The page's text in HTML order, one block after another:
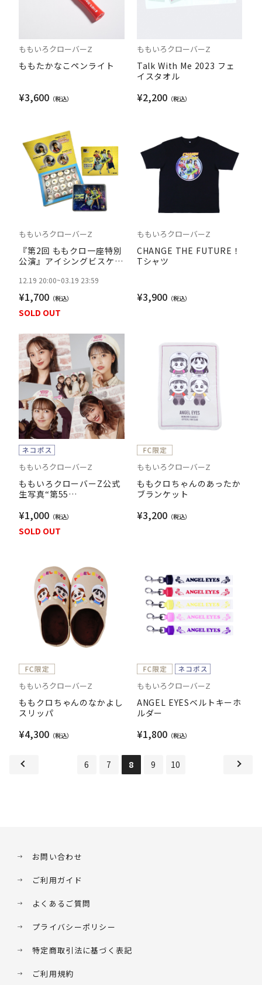
ももいろクローバーZ
ももたかなこペンライト
¥3,600
ももいろクローバーZ
Talk With Me 2023 フェ
イスタオル
¥2,200
SOLD OUT
ももいろクローバーZ
『第2回 ももクロ一座特別
公演』アイシングビスケッ
12.19 20:00~03.19 23:59
¥1,700
ももいろクローバーZ
CHANGE THE FUTURE！
Tシャツ
¥3,900
SOLD OUT
ももいろクローバーZ
ももいろクローバーZ公式
生写真“第55
¥1,000
ももいろクローバーZ
ももクロちゃんのあったか
ブランケット
¥3,200
ももいろクローバーZ
ももクロちゃんのなかよし
スリッパ
¥4,300
ももいろクローバーZ
ANGEL EYESベルトキーホ
ルダー
¥1,800
6 7 8 9 10
お問い合わせ
ご利用ガイド
よくあるご質問
プライバシーポリシー
特定商取引法に基づく表記
ご利用規約